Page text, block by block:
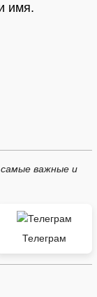
имя.
важные и
Телеграм